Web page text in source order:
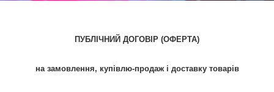
ПУБЛІЧНИЙ ДОГОВІР (ОФЕРТА)
на замовлення, купівлю-продаж і доставку товарів